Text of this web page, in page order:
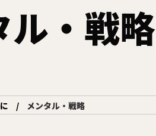
ル・戦略
メンタル・戦略